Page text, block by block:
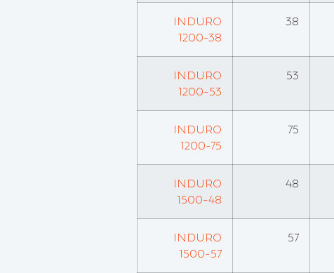
INDURO
1200-38
38
INDURO
1200-53
53
INDURO
1200-75
75
INDURO
1500-48
48
INDURO
1500-57
57